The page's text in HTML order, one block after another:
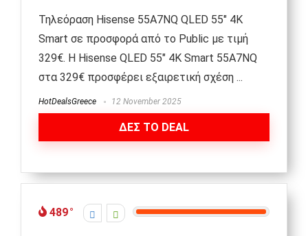
Τηλεόραση Hisense 55A7NQ QLED 55" 4K
Smart σε προσφορά από το Public με τιμή
329€. Η Hisense QLED 55" 4K Smart 55A7NQ
στα 329€ προσφέρει εξαιρετική σχέση ...
HotDealsGreece 12 November 2025
ΔΕΣ ΤΟ DEAL
489